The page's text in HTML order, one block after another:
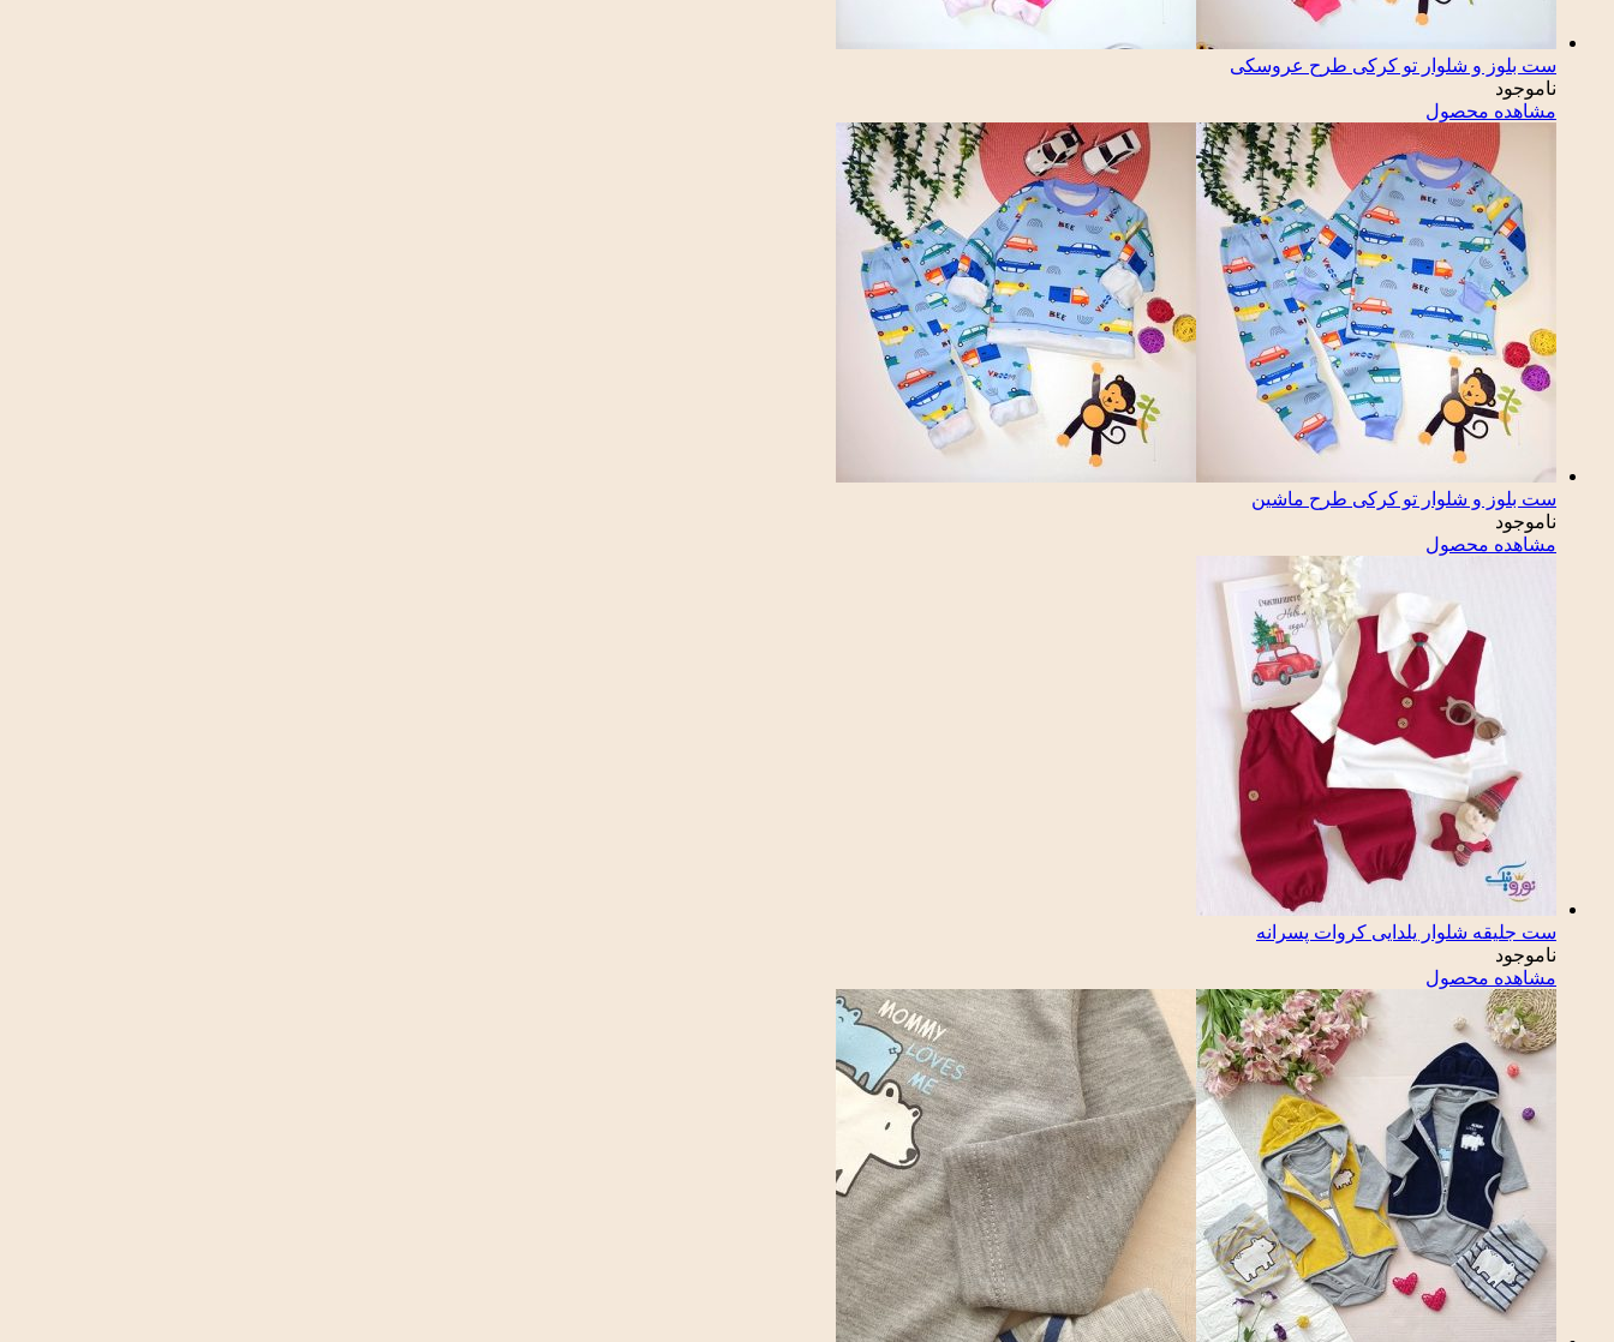
ست بلوز و شلوار تو کرکی طرح عروسکی
ناموجود
مشاهده محصول
ست بلوز و شلوار تو کرکی طرح ماشین
ناموجود
مشاهده محصول
ست جلیقه شلوار یلدایی کروات پسرانه
ناموجود
مشاهده محصول